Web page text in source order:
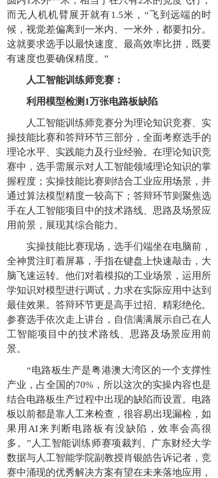
而无人机机臂展开就有1.5米，“飞到远端的时
候，视觉差偏离到一米内、一米外，都要扣分。
这就要求选手以最快速度、最高效率比拼，既要
有速度也要确保精度。”
人工智能训练师竞赛：
利用模型检测1万张电路板缺陷
人工智能训练师竞赛分为理论知识竞赛、实
操技能比赛和答辩环节三部分，全面考察选手的
理论水平、实践能力及行业经验。在理论知识竞
赛中，选手需展示对人工智能领域理论知识的掌
握程度；实操技能比赛则结合工业应用场景，并
通过算法模型精度一较高下；答辩环节则聚焦选
手在人工智能项目中的技术路线、思路及场景应
用前景，展现其综合能力。
实操技能比赛现场，选手们端坐在电脑前，
全神贯注盯着屏幕，手指在键盘上快速敲击，大
脑飞速运转。他们对着模拟的工业场景，运用所
学知识对模型进行调试，力求在实际应用中达到
最佳效果。答辩环节更是高手过招、精彩绝伦。
参赛选手依次走上讲台，自信满满展示自己在人
工智能项目中的技术路线、思路及场景应用前
景。
“电路板生产是粤港澳大湾区的一个支撑性
产业，占全国的70%，所以这次的实操内容也是
结合电路板生产过程中出现的缺陷而设置。电路
板以前都是靠人工来检查，很容易出现漏检，如
果用AI来判断电路板有没缺陷，效率会高很
多。”人工智能训练师赛项裁判、广东财经大学
数据与人工智能学院副教授肖银皓告诉记者，竞
赛中涌现的优秀解决方案有望在未来落地应用，